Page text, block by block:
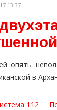
13:37
опять
в
112